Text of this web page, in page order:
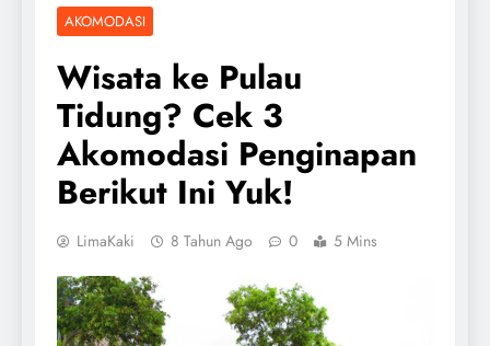
AKOMODASI
Wisata ke Pulau
Tidung? Cek 3
Akomodasi Penginapan
Berikut Ini Yuk!
LimaKaki 8 Tahun Ago 0 5 Mins